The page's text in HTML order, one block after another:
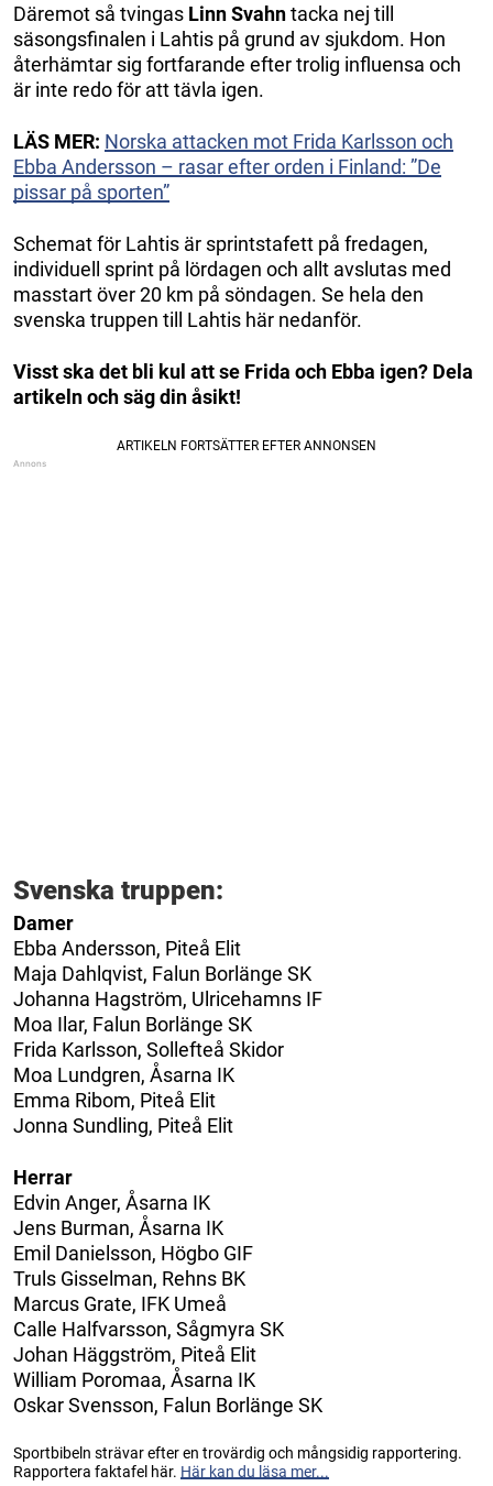
Däremot så tvingas Linn Svahntacka nej till
säsongsfinalen i Lahtis på grund av sjukdom. Hon
återhämtar sig fortfarande efter trolig influensa och
är inte redo för att tävla igen.
LÄS MER: Norska attacken mot Frida Karlsson och
Ebba Andersson – rasar efter orden i Finland: ”De
pissar på sporten”
Schemat för Lahtis är sprintstafett på fredagen,
individuell sprint på lördagen och allt avslutas med
masstart över 20 km på söndagen. Se hela den
svenska truppen till Lahtis här nedanför.
Visst ska det bli kul att se Frida och Ebba igen? Dela
artikeln och säg din åsikt!
Svenska truppen:
Damer
Ebba Andersson, Piteå Elit
Maja Dahlqvist, Falun Borlänge SK
Johanna Hagström, Ulricehamns IF
Moa Ilar, Falun Borlänge SK
Frida Karlsson, Sollefteå Skidor
Moa Lundgren, Åsarna IK
Emma Ribom, Piteå Elit
Jonna Sundling, Piteå Elit
Herrar
Edvin Anger, Åsarna IK
Jens Burman, Åsarna IK
Emil Danielsson, Högbo GIF
Truls Gisselman, Rehns BK
Marcus Grate, IFK Umeå
Calle Halfvarsson, Sågmyra SK
Johan Häggström, Piteå Elit
William Poromaa, Åsarna IK
Oskar Svensson, Falun Borlänge SK
Sportbibeln strävar efter en trovärdig och mångsidig rapportering.
Rapportera faktafel här. Här kan du läsa mer...